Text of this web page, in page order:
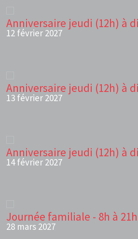
Anniversaire jeudi (12h) à
12 février 2027
Anniversaire jeudi (12h) à
13 février 2027
Anniversaire jeudi (12h) à
14 février 2027
Journée familiale - 8h à 21h
28 mars 2027